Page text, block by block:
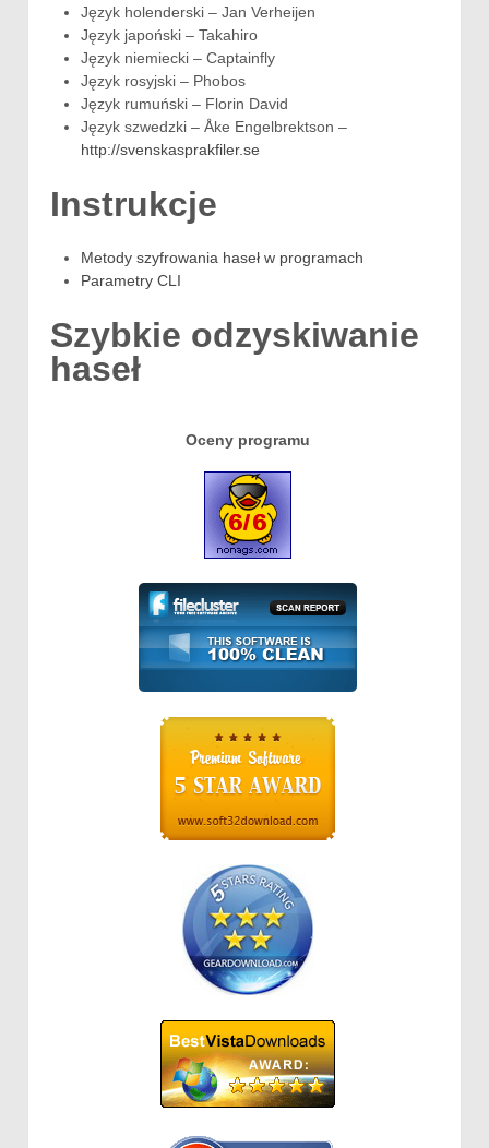
Język holenderski – Jan Verheijen
Język japoński – Takahiro
Język niemiecki – Captainfly
Język rosyjski – Phobos
Język rumuński – Florin David
Język szwedzki – Åke Engelbrektson –
http://svenskasprakfiler.se
Instrukcje
Metody szyfrowania haseł w programach
Parametry CLI
Szybkie odzyskiwanie
haseł
Oceny programu